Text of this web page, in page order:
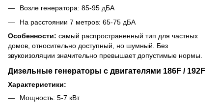
Возле генератора: 85-95 дБА
На расстоянии 7 метров: 65-75 дБА
Особенности: самый распространенный тип для частных
домов, относительно доступный, но шумный. Без
звукоизоляции значительно превышает допустимые нормы.
Дизельные генераторы с двигателями 186F / 192F
Характеристики:
Мощность: 5-7 кВт